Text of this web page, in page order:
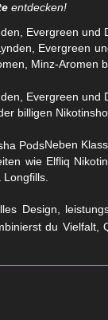
entdecken!
Evergreen
Minz-Aromen
billigen
Neben
wie Elfliq
Longfills.
Design,
du Vielfalt,